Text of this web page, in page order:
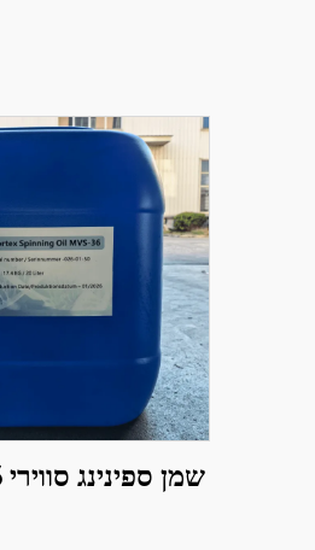
שמן ספינינג סווירי MVS-36